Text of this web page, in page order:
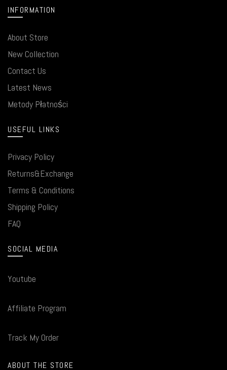
INFORMATION
About Store
New Collection
Contact Us
Latest News
Metody Płatności
USEFUL LINKS
Privacy Policy
Returns&Exchange
Terms & Conditions
Shipping Policy
FAQ
SOCIAL MEDIA
Youtube
Affiliate Program
Track My Order
ABOUT THE STORE